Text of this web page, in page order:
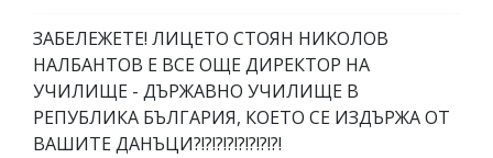
ЗАБЕЛЕЖЕТЕ! ЛИЦЕТО СТОЯН НИКОЛОВ
НАЛБАНТОВ Е ВСЕ ОЩЕ ДИРЕКТОР НА
УЧИЛИЩЕ - ДЪРЖАВНО УЧИЛИЩЕ В
РЕПУБЛИКА БЪЛГАРИЯ, КОЕТО СЕ ИЗДЪРЖА ОТ
ВАШИТЕ ДАНЪЦИ?!?!?!?!?!?!?!?!